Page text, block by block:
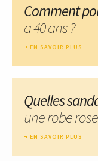
Comment
a 40 ans ?
EN SAVOIR PLUS
Quelles
une robe
EN SAVOIR PLUS